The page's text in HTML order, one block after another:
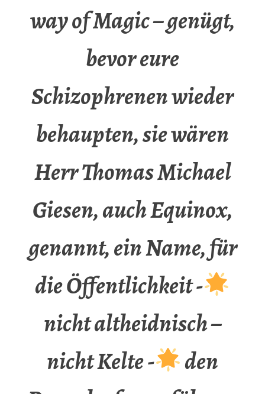
way of Magic – genügt,
bevor eure
Schizophrenen wieder
behaupten, sie wären
Herr Thomas Michael
Giesen, auch Equinox,
genannt, ein Name, für
die Öffentlichkeit -
nicht altheidnisch –
nicht Kelte -
den